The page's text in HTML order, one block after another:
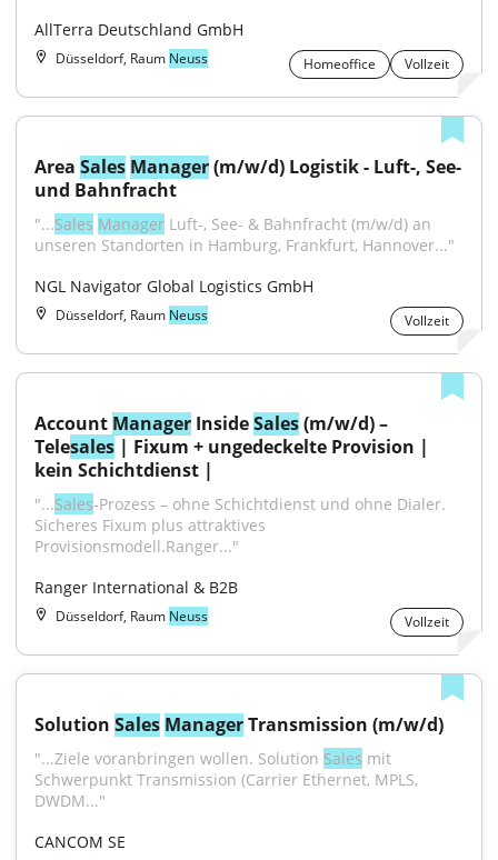
AllTerra Deutschland GmbH
Düsseldorf, Raum Neuss Homeoffice Vollzeit
Area Sales Manager (m/w/d) Logistik - Luft-, See-
und Bahnfracht
"...Sales Manager Luft-, See- & Bahnfracht (m/w/d) an
unseren Standorten in Hamburg, Frankfurt, Hannover..."
NGL Navigator Global Logistics GmbH
Düsseldorf, Raum Neuss Vollzeit
Account Manager Inside Sales (m/w/d) –
Telesales | Fixum + ungedeckelte Provision |
kein Schichtdienst |
"...Sales‑Prozess – ohne Schichtdienst und ohne Dialer.
Sicheres Fixum plus attraktives
Provisionsmodell.Ranger..."
Ranger International & B2B
Düsseldorf, Raum Neuss Vollzeit
Solution Sales Manager Transmission (m/w/d)
"...Ziele voranbringen wollen. Solution Sales mit
Schwerpunkt Transmission (Carrier Ethernet, MPLS,
DWDM..."
CANCOM SE